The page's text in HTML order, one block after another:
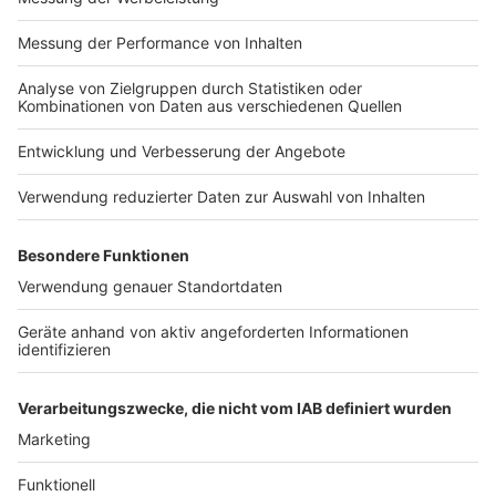
Anzeige
MUSIK
Rea Garvey - Before I Met Supergirl
raus. "Before I Met Supergirl" von Rea Garvey ist unser
neues Album der Woche. Hört hier, was Garvey uns dazu zu
erzählen hat.
Stefanie Heinzmann - Circles
über ihr neues Album "Circles", Lebensphasen, ihre Liebe
zum Meer und eine besondere Tour im nächsten Jahr.